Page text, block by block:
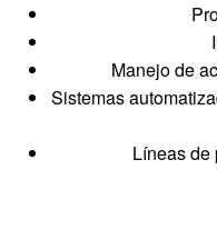
Manejo de
Sistemas
Líneas de